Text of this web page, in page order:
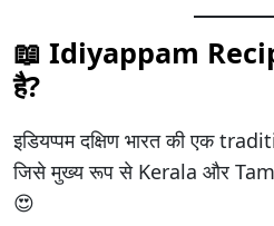
📖 Idiyappam
है?
इडियप्पम दक्षिण भारत की एक
जिसे मुख्य रूप से Kerala और
😍